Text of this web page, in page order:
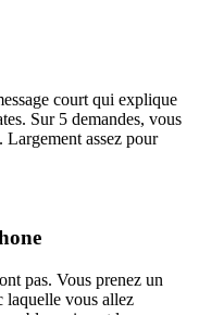
court qui explique
Sur 5 demandes, vous
Largement assez pour
pas. Vous prenez un
laquelle vous allez